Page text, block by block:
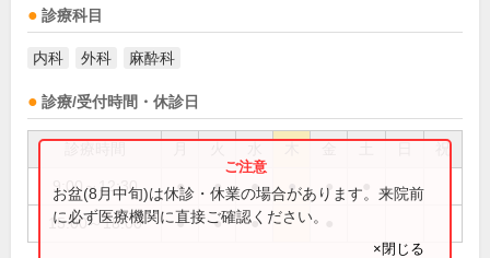
診療科目
内科 外科 麻酔科
診療/受付時間・休診日
祝
9:00～12:30 ● ● ● ● ●
15:00～18:00 ● ● ●
お盆(8月中旬)は休診・休業の場合があります。来院前
に必ず医療機関に直接ご確認ください。
×閉じる